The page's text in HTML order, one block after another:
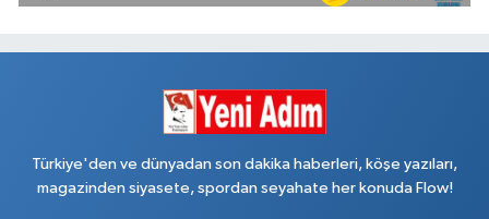
Türkiye'den ve dünyadan son dakika haberleri, köşe yazıları,
magazinden siyasete, spordan seyahate her konuda Flow!